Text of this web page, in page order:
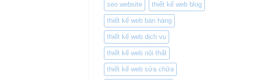
seo website thiết kế web blog
thiết kế web bán hàng
thiết kế web dịch vụ
thiết kế web nội thất
thiết kế web sửa chữa